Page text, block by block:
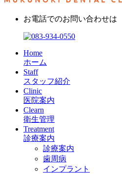
お電話でのお問い合わせは
Home
ホーム
Staff
スタッフ紹介
Clinic
医院案内
Clearn
衛生管理
Treatment
診療案内
診療案内
歯周病
インプラント